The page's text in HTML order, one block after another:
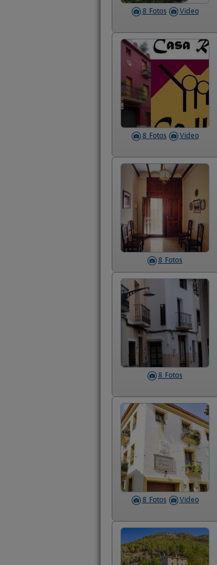
8 Fotos Video
8 Fotos Video
8 Fotos
8 Fotos
8 Fotos Video